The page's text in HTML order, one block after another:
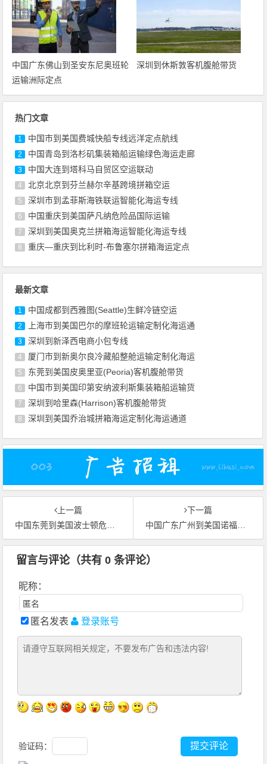
中国广东佛山到圣安东尼奥班轮
运输洲际定点
深圳到休斯敦客机腹舱带货
热门文章
1 中国市到美国费城快船专线远洋定点航线
2 中国青岛到洛杉矶集装箱船运输绿色海运走廊
3 中国大连到塔科马自贸区空运联动
4 北京北京到芬兰赫尔辛基跨境拼箱空运
5 深圳市到孟菲斯海铁联运智能化海运专线
6 中国重庆到美国萨凡纳危险品国际运输
7 深圳到美国奥克兰拼箱海运智能化海运专线
8 重庆—重庆到比利时-布鲁塞尔拼箱海运定点
最新文章
1 中国成都到西雅图(Seattle)生鲜冷链空运
2 上海市到美国巴尔的摩班轮运输定制化海运通
3 深圳到新泽西电商小包专线
4 厦门市到新奥尔良冷藏船整舱运输定制化海运
5 东莞到美国皮奥里亚(Peoria)客机腹舱带货
6 中国市到美国印第安纳波利斯集装箱船运输货
7 深圳到哈里森(Harrison)客机腹舱带货
8 深圳到美国乔治城拼箱海运定制化海运通道
上一篇
中国东莞到美国波士顿危险品国际运输
下一篇
中国广东广州到美国诺福克绿色航空货运
留言与评论（共有0 条评论）
昵称：
匿名发表 登录账号
验证码：